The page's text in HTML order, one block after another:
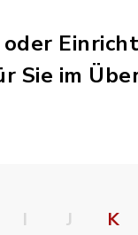
Sie im
I J K